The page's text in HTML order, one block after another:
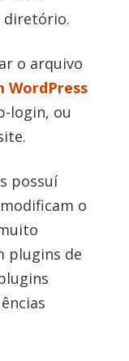
diretório.
o arquivo
WordPress
login, ou
possuí
o
plugins de